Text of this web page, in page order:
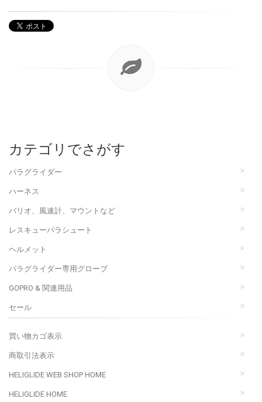
カテゴリでさがす
パラグライダー
ハーネス
バリオ、風速計、マウントなど
レスキューパラシュート
ヘルメット
パラグライダー専用グローブ
GOPRO & 関連用品
セール
買い物カゴ表示
商取引法表示
HELIGLIDE WEB SHOP HOME
HELIGLIDE HOME